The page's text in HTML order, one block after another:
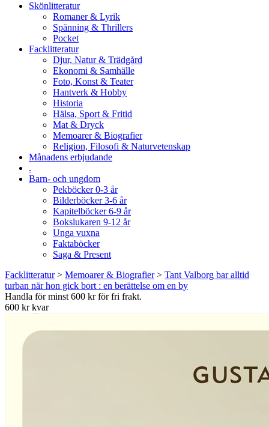
Skönlitteratur
Romaner & Lyrik
Spänning & Thrillers
Pocket
Facklitteratur
Djur, Natur & Trädgård
Ekonomi & Samhälle
Foto, Konst & Teater
Hantverk & Hobby
Historia
Hälsa, Sport & Fritid
Mat & Dryck
Memoarer & Biografier
Religion, Filosofi & Naturvetenskap
Månadens erbjudande
.
Barn- och ungdom
Pekböcker 0-3 år
Bilderböcker 3-6 år
Kapitelböcker 6-9 år
Bokslukaren 9-12 år
Unga vuxna
Faktaböcker
Saga & Present
Facklitteratur> Memoarer & Biografier> Tant Valborg bar alltid
turban när hon gick bort : en berättelse om en by
Handla för minst 600 kr för fri frakt.
600 kr kvar